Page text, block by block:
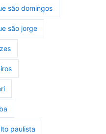
são domingos
são jorge
paulista